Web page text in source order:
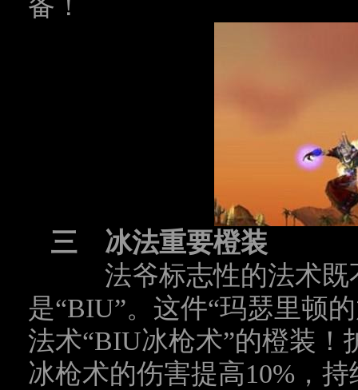
备！
三 冰法重要橙装
法爷标志性的法术既
是“BIU”。这件“玛瑟里顿
法术“BIU冰枪术”的橙装！
冰枪术的伤害提高10% ，